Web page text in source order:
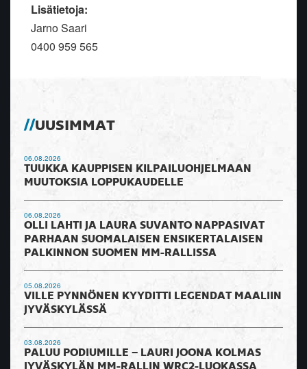
Lisätietoja:
Jarno Saari
0400 959 565
UUSIMMAT
06.08.2026
TUUKKA KAUPPISEN KILPAILUOHJELMAAN
MUUTOKSIA LOPPUKAUDELLE
06.08.2026
OLLI LAHTI JA LAURA SUVANTO NAPPASIVAT
PARHAAN SUOMALAISEN ENSIKERTALAISEN
PALKINNON SUOMEN MM-RALLISSA
05.08.2026
VILLE PYNNÖNEN KYYDITTI LEGENDAT MAALIIN
JYVÄSKYLÄSSÄ
03.08.2026
PALUU PODIUMILLE – LAURI JOONA KOLMAS
JYVÄSKYLÄN MM-RALLIN WRC2-LUOKASSA